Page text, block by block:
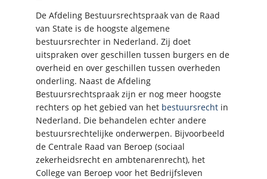
De Afdeling Bestuursrechtspraak van de Raad
van State is de hoogste algemene
bestuursrechter in Nederland. Zij doet
uitspraken over geschillen tussen burgers en de
overheid en over geschillen tussen overheden
onderling. Naast de Afdeling
Bestuursrechtspraak zijn er nog meer hoogste
rechters op het gebied van het bestuursrecht in
Nederland. Die behandelen echter andere
bestuursrechtelijke onderwerpen. Bijvoorbeeld
de Centrale Raad van Beroep (sociaal
zekerheidsrecht en ambtenarenrecht), het
College van Beroep voor het Bedrijfsleven